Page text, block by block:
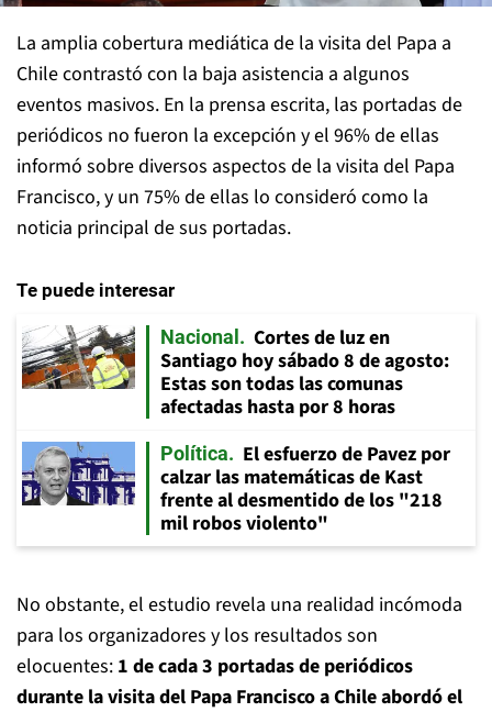
La amplia cobertura mediática de la visita del Papa a
Chile contrastó con la baja asistencia a algunos
eventos masivos. En la prensa escrita, las portadas de
periódicos no fueron la excepción y el 96% de ellas
informó sobre diversos aspectos de la visita del Papa
Francisco, y un 75% de ellas lo consideró como la
noticia principal de sus portadas.
Te puede interesar
Nacional
Cortes de luz en
Santiago hoy sábado 8 de agosto:
Estas son todas las comunas
afectadas hasta por 8 horas
Política
El esfuerzo de Pavez por
calzar las matemáticas de Kast
frente al desmentido de los "218
mil robos violento"
No obstante, el estudio revela una realidad incómoda
para los organizadores y los resultados son
elocuentes: 1 de cada 3 portadas de periódicos
durante la visita del Papa Francisco a Chile abordó el